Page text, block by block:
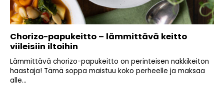
Chorizo-papukeitto – lämmittävä keitto
viileisiin iltoihin
Lämmittävä chorizo-papukeitto on perinteisen nakkikeiton
haastaja! Tämä soppa maistuu koko perheelle ja maksaa
alle...